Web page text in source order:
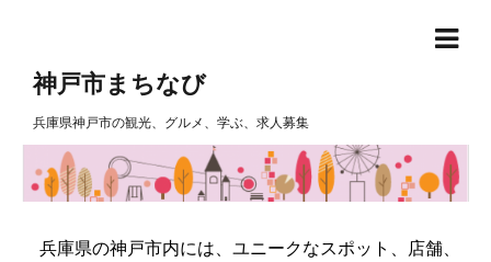
神戸市まちなび
兵庫県神戸市の観光、グルメ、学ぶ、求人募集
兵庫県の神戸市内には、ユニークなスポット、店舗、